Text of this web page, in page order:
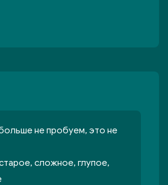
не пробуем, это не
сложное, глупое,